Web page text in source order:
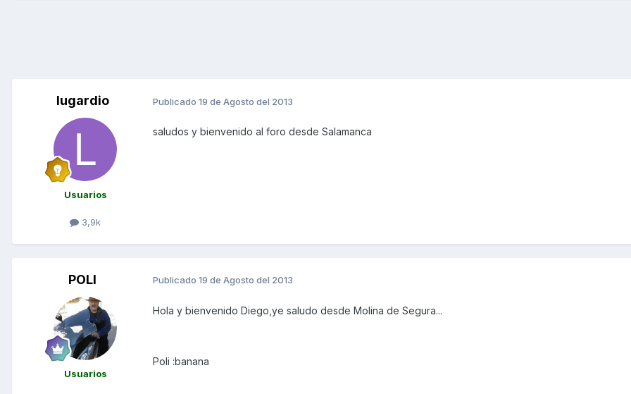
lugardio
Usuarios
3,9k
Publicado 19 de Agosto del 2013
saludos y bienvenido al foro desde Salamanca
POLI
Usuarios
Publicado 19 de Agosto del 2013
Hola y bienvenido Diego,ye saludo desde Molina de Segura...
Poli :banana